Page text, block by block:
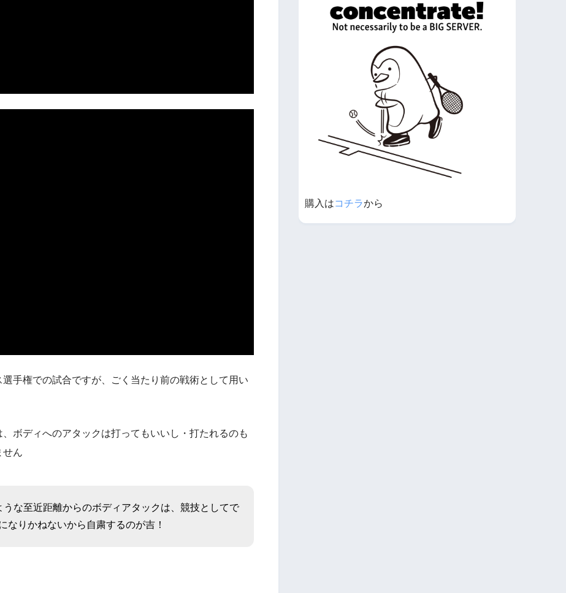
手権での試合ですが、ごく当たり前の戦術として用い
ボディへのアタックは打ってもいいし・打たれるのも
せん
うな至近距離からのボディアタックは、競技としてで
なりかねないから自粛するのが吉！
購入はコチラから